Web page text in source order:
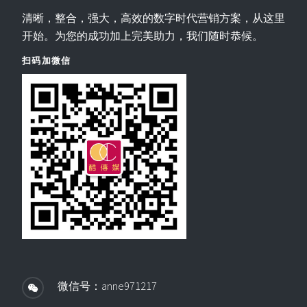
清晰，整合，强大，高效的数字时代营销方案，从这里
开始。为您的成功加上完美助力，我们随时恭候。
扫码加微信
微信号：anne971217